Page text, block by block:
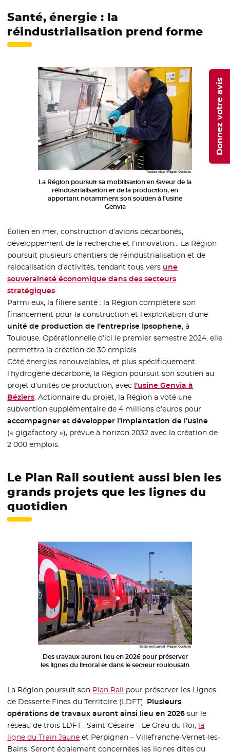
Santé, énergie : la
réindustrialisation prend forme
La Région poursuit sa mobilisation en faveur de la
réindustrialisation et de la production, en
apportant notamment son soutien à l’usine
Genvia
Éolien en mer, construction d’avions décarbonés,
développement de la recherche et l’innovation… La Région
poursuit plusieurs chantiers de réindustrialisation et de
relocalisation d’activités, tendant tous vers une
souveraineté économique dans des secteurs
stratégiques.
Parmi eux, la filière santé : la Région complètera son
financement pour la construction et l’exploitation d’une
unité de production de l’entreprise Ipsophene, à
Toulouse. Opérationnelle d’ici le premier semestre 2024, elle
permettra la création de 30 emplois.
Côté énergies renouvelables, et plus spécifiquement
l’hydrogène décarboné, la Région poursuit son soutien au
projet d’unités de production, avec l’usine Genvia à
Béziers. Actionnaire du projet, la Région a voté une
subvention supplémentaire de 4 millions d’euros pour
accompagner et développer l’implantation de l’usine
(« gigafactory »), prévue à horizon 2032 avec la création de
2 000 emplois.
Le Plan Rail soutient aussi bien les
grands projets que les lignes du
quotidien
Des travaux auront lieu en 2026 pour préserver
les lignes du littoral et dans le secteur toulousain
La Région poursuit son Plan Rail pour préserver les Lignes
de Desserte Fines du Territoire (LDFT). Plusieurs
opérations de travaux auront ainsi lieu en 2026 sur le
réseau de trois LDFT : Saint-Césaire – Le Grau du Roi, la
ligne du Train Jaune et Perpignan – Villefranche-Vernet-les-
Bains. Seront également concernées les lignes dites du
Donnez votre avis